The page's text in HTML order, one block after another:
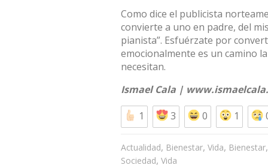
Como dice el publicista
convierte a uno en padre, del
pianista”. Esfuérzate por
emocionalmente es un camino
necesitan.
Ismael Cala |
1
3 0 1
Actualidad, Bienestar, Vida, Bienestar,
Sociedad, Vida